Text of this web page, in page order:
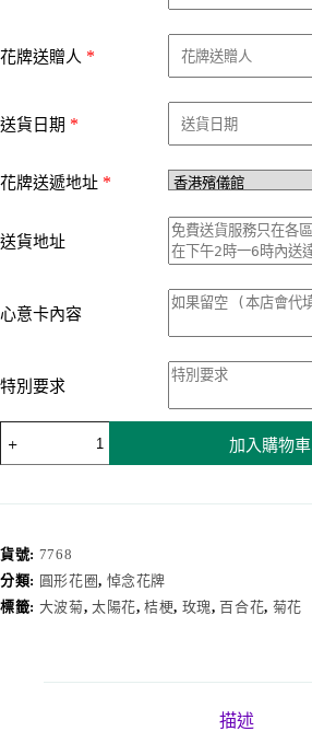
花牌送贈人 *
送貨日期 *
花牌送遞地址 *
送貨地址
心意卡內容
特別要求
加入購物車
貨號: 7768
分類: 圓形花圈, 悼念花牌
標籤: 大波菊, 太陽花,桔梗, 玫瑰,百合花, 菊花
描述